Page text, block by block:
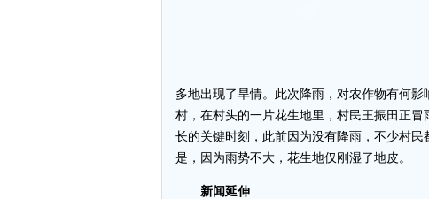
多地出现了旱情。此次降雨，对农作物有何
村，在村头的一片花生地里，村民王振田正
长的关键时刻，此前因为没有降雨，不少村
是，因为雨势不大，花生地仅刚湿了地皮。
新闻延伸